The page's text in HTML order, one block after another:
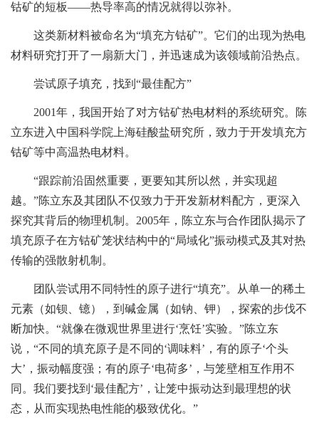
钴矿的短板——热导率高的情况就得以弥补。
这类新材料被命名为“填充方钴矿”。它们的出现为热电
材料研究打开了一扇新大门，并迅速成为该领域前沿热点。
尝试原子填充，找到“最佳配方”
2001年，我国开始了对方钴矿热电材料的系统研究。陈
立东进入中国科学院上海硅酸盐研究所，致力于开发填充方
钴矿等中高温热电材料。
“跟踪前沿固然重要，更要知其所以然，并实现超
越。”陈立东及其团队不仅致力于开发新材料配方，更深入
探究其背后的物理机制。2005年，陈立东与合作团队揭示了
填充原子在方钴矿笼状结构中的“局域化”振动模式及其对热
传输的强散射机制。
团队尝试用不同特性的原子进行“填充”。从单一的稀土
元素（如钡、镱），到碱金属（如钠、钾），探索的步伐不
断加快。“就像在微观世界里进行‘烹饪’实验。”陈立东
说，“不同的填充原子是不同的‘调味料’，有的原子‘个头
大’，振动幅度强；有的原子‘电荷多’，与笼壁相互作用不
同。我们要找到‘最佳配方’，让笼中振动达到最理想的状
态，从而实现热电性能的极致优化。”